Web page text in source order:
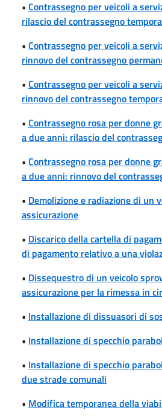
• Contrassegno per veicoli a
rilascio del contrassegno
• Contrassegno per veicoli a
rinnovo del contrassegno
• Contrassegno per veicoli a
rinnovo del contrassegno
• Contrassegno rosa per donne
a due anni: rilascio del
• Contrassegno rosa per donne
a due anni: rinnovo del
• Demolizione e radiazione di un
assicurazione
• Discarico della cartella di
di pagamento relativo a una
• Dissequestro di un veicolo
assicurazione per la rimessa in
• Installazione di dissuasori di
• Installazione di specchio
• Installazione di specchio
due strade comunali
• Modifica temporanea della